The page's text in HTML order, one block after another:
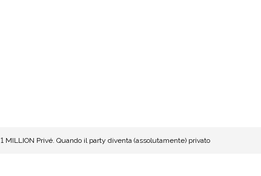
1 MILLION Privé. Quando il party diventa (assolutamente) privato